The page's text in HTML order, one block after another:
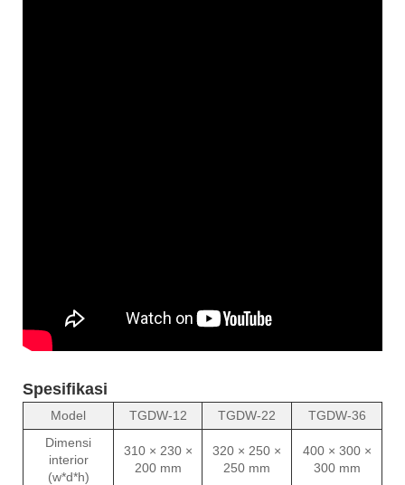
Spesifikasi
Model TGDW-12 TGDW-22
TGDW-36
Dimensi
interior
(w*d*h)
310 × 230 ×
200 mm
320 × 250 ×
250 mm
400 × 300 ×
300 mm